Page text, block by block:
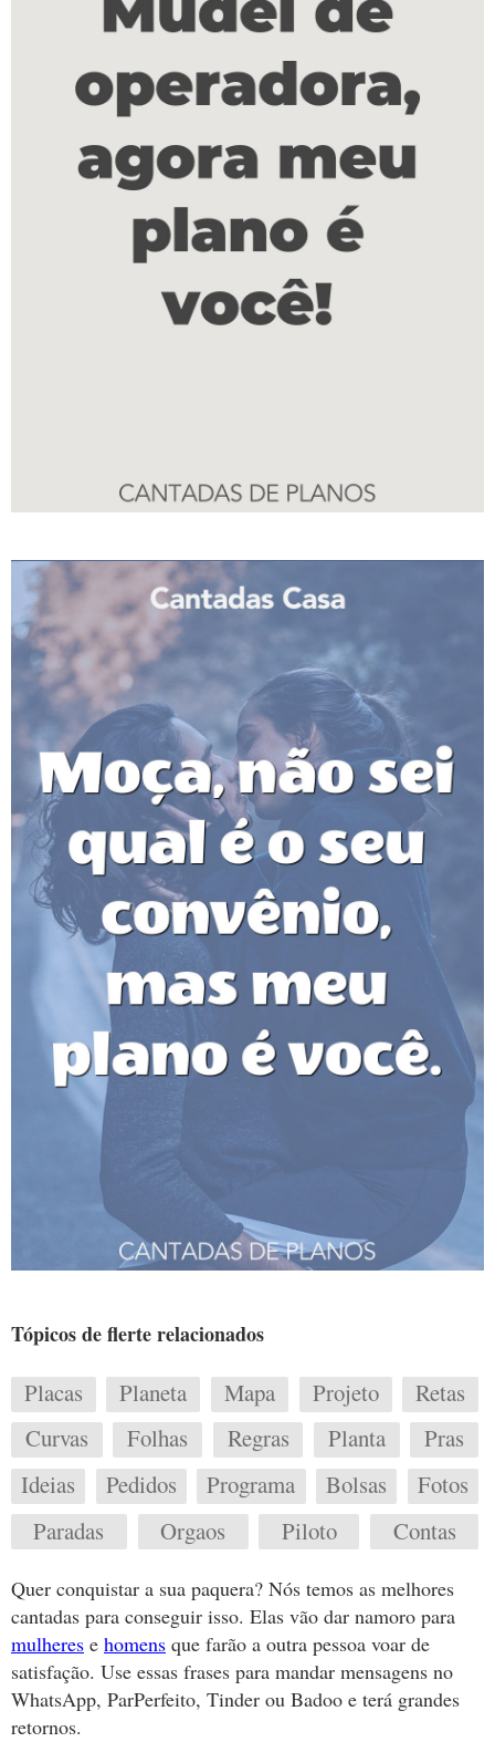
Tópicos de flerte relacionados
Placas Planeta Mapa Projeto
Retas
Curvas
Folhas Regras Planta
Pras
Ideias
Pedidos Programa Bolsas
Fotos
Paradas
Orgaos Piloto Contas
Quer conquistar a sua paquera? Nós temos as melhores
cantadas para conseguir isso. Elas vão dar namoro para
mulheres e homens que farão a outra pessoa voar de
satisfação. Use essas frases para mandar mensagens no
WhatsApp, ParPerfeito, Tinder ou Badoo e terá grandes
retornos.